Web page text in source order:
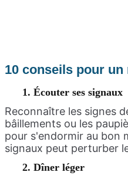
10 conseils pour
1. Écouter ses signaux
Reconnaître les signes
bâillements ou les
pour s'endormir au bon
signaux peut perturber
2. Dîner léger